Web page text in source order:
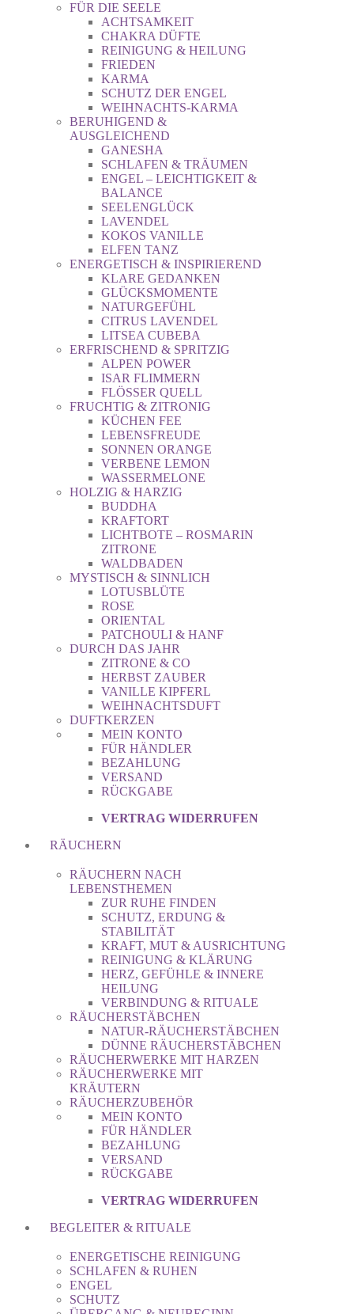
FÜR DIE SEELE
ACHTSAMKEIT
CHAKRA DÜFTE
REINIGUNG & HEILUNG
FRIEDEN
KARMA
SCHUTZ DER ENGEL
WEIHNACHTS-KARMA
BERUHIGEND &
AUSGLEICHEND
GANESHA
SCHLAFEN & TRÄUMEN
ENGEL – LEICHTIGKEIT &
BALANCE
SEELENGLÜCK
LAVENDEL
KOKOS VANILLE
ELFEN TANZ
ENERGETISCH & INSPIRIEREND
KLARE GEDANKEN
GLÜCKSMOMENTE
NATURGEFÜHL
CITRUS LAVENDEL
LITSEA CUBEBA
ERFRISCHEND & SPRITZIG
ALPEN POWER
ISAR FLIMMERN
FLÖSSER QUELL
FRUCHTIG & ZITRONIG
KÜCHEN FEE
LEBENSFREUDE
SONNEN ORANGE
VERBENE LEMON
WASSERMELONE
HOLZIG & HARZIG
BUDDHA
KRAFTORT
LICHTBOTE – ROSMARIN
ZITRONE
WALDBADEN
MYSTISCH & SINNLICH
LOTUSBLÜTE
ROSE
ORIENTAL
PATCHOULI & HANF
DURCH DAS JAHR
ZITRONE & CO
HERBST ZAUBER
VANILLE KIPFERL
WEIHNACHTSDUFT
DUFTKERZEN
MEIN KONTO
FÜR HÄNDLER
BEZAHLUNG
VERSAND
RÜCKGABE
VERTRAG WIDERRUFEN
RÄUCHERN
RÄUCHERN NACH
LEBENSTHEMEN
ZUR RUHE FINDEN
SCHUTZ, ERDUNG &
STABILITÄT
KRAFT, MUT & AUSRICHTUNG
REINIGUNG & KLÄRUNG
HERZ, GEFÜHLE & INNERE
HEILUNG
VERBINDUNG & RITUALE
RÄUCHERSTÄBCHEN
NATUR-RÄUCHERSTÄBCHEN
DÜNNE RÄUCHERSTÄBCHEN
RÄUCHERWERKE MIT HARZEN
RÄUCHERWERKE MIT
KRÄUTERN
RÄUCHERZUBEHÖR
MEIN KONTO
FÜR HÄNDLER
BEZAHLUNG
VERSAND
RÜCKGABE
VERTRAG WIDERRUFEN
BEGLEITER & RITUALE
ENERGETISCHE REINIGUNG
SCHLAFEN & RUHEN
ENGEL
SCHUTZ